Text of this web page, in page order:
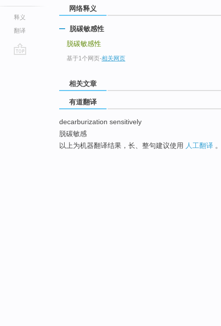
释义
翻译
网络释义
脱碳敏感性
脱碳敏感性
基于1个网页-相关网页
相关文章
有道翻译
decarburization sensitively
脱碳敏感
以上为机器翻译结果，长、整句建议使用 人工翻译